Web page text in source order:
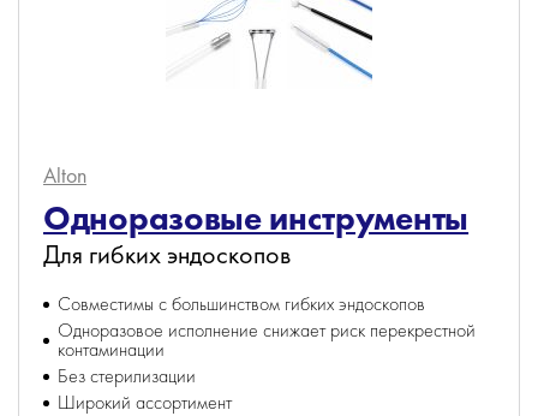
Alton
Одноразовые инструменты
Для гибких эндоскопов
Совместимы с большинством гибких эндоскопов
Одноразовое исполнение снижает риск перекрестной
контаминации
Без стерилизации
Широкий ассортимент